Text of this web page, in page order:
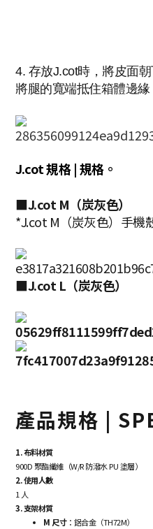
4. 存放J.cot時，將皮面
將腿的寬端抵住箱體邊緣
J.cot 規格 | 規格。
■J.cot M（炭灰色）
*J.cot M（炭灰色）手機
■J.cot L（炭灰色）
產品規格 |
1. 布料材質
900D 聚酯纖維（W/R 防潑水 PU 塗層）
2. 使用人數
1 人
3. 支架材質
M 尺寸：鋁合金（TH72M）